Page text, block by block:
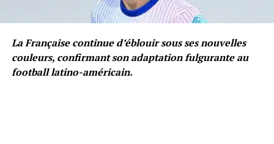
La Française continue d’éblouir sous ses nouvelles
couleurs, confirmant son adaptation fulgurante au
football latino-américain.